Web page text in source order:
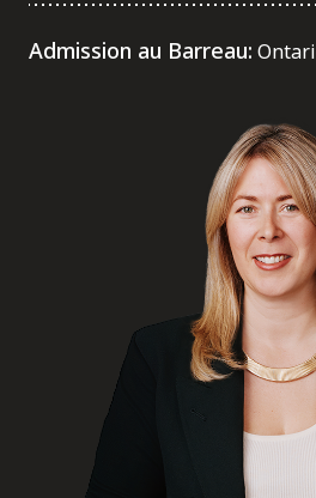
Réseau des anciens d’Osler
Contactez-nous
S’abonner aux articles Osler
Admission au Barreau: